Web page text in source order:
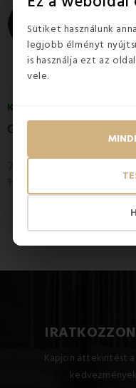
Sütiket használunk
legjobb élményt
is használja ezt az
vele.
KÉSZLETEN
IRATKOZZON
Kapjon áttekintést